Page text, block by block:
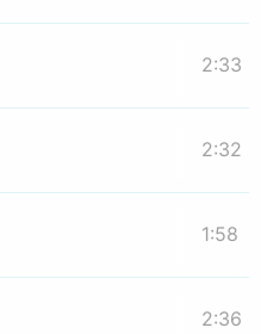
2:33
2:32
1:58
2:36